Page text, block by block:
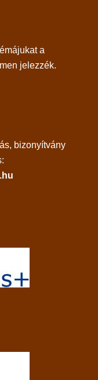
a
jelezzék.
bizonyítvány